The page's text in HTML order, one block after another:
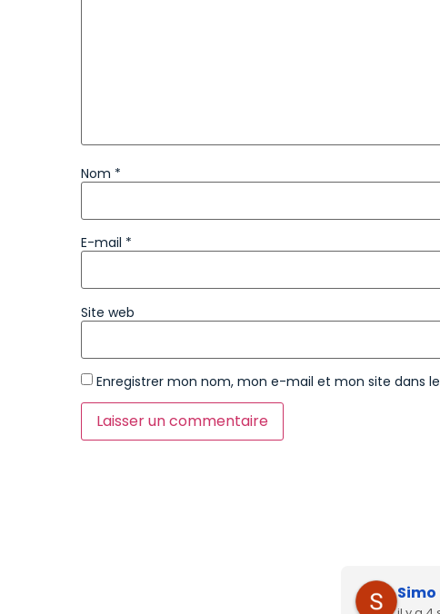
Nom *
E-mail *
Site web
Enregistrer mon nom, mon e-mail et mon site dans